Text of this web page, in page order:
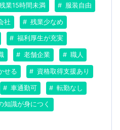
業15時間未満 服装自由
社 残業少なめ
福利厚生が充実
老舗企業 職人
せる 資格取得支援あり
車通勤可 転勤なし
知識が身につく